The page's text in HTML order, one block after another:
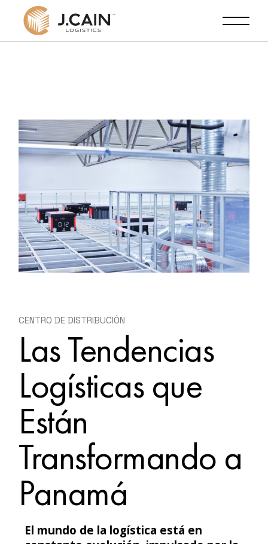
CENTRO DE DISTRIBUCIÓN
Las Tendencias
Logísticas que
Están
Transformando a
Panamá
El mundo de la logística está en